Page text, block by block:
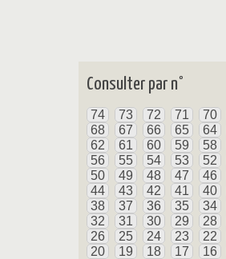
Consulter par n°
74 73 72 71 70
68
67 66 65 64
62
61 60 59 58
56
55 54 53 52
50
49 48 47 46
44
43 42 41 40
38
37 36 35 34
32
31 30 29 28
26
25 24 23 22
20
19 18 17 16